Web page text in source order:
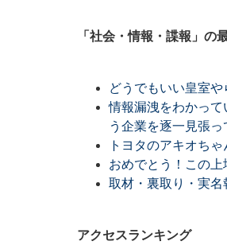
「社会・情報・諜報」の
どうでもいい皇室
情報漏洩をわかっ
う企業を逐一見張っ
トヨタのアキオち
おめでとう！この
取材・裏取り・実名
アクセスランキング